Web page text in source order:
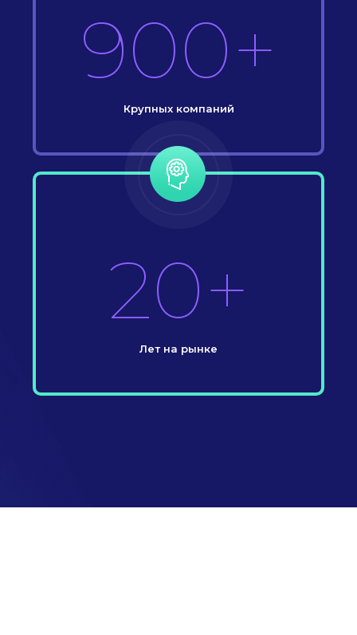
900+
Крупных компаний
20+
Лет на рынке